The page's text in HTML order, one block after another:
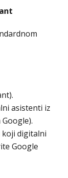
asistenti iz
digitalni
Google